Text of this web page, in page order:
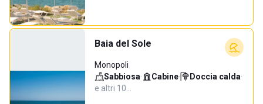
Baia del Sole
Monopoli
Sabbiosa· Cabine· Doccia calda·
e altri 10…